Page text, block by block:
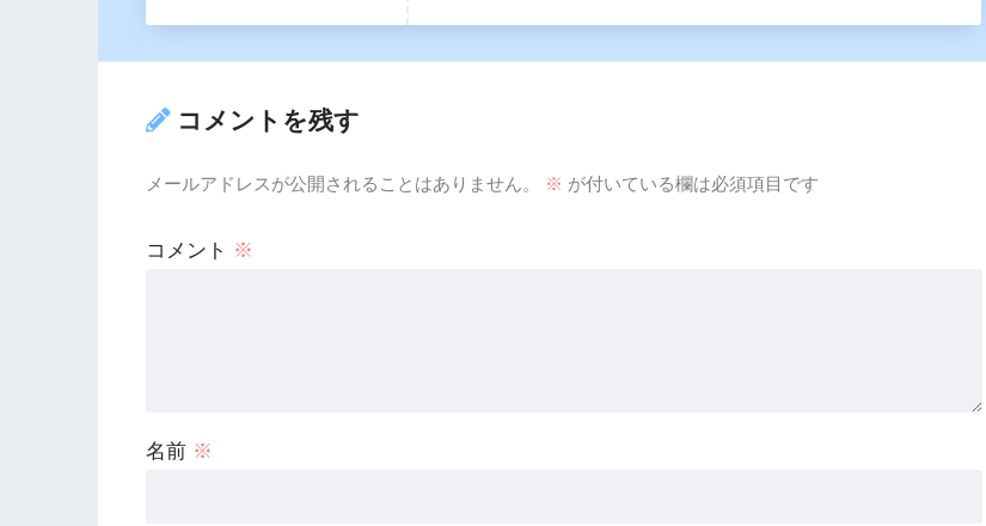
コメントを残す
メールアドレスが公開されることはありません。 ※ が付いている欄は必須項目です
コメント ※
名前 ※